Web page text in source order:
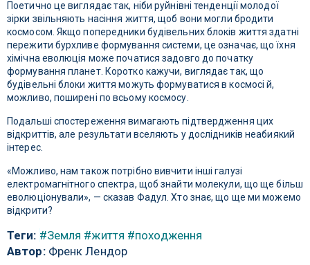
Поетично це виглядає так, ніби руйнівні тенденції молодої
зірки звільняють насіння життя, щоб вони могли бродити
космосом. Якщо попередники будівельних блоків життя здатні
пережити бурхливе формування системи, це означає, що їхня
хімічна еволюція може початися задовго до початку
формування планет. Коротко кажучи, виглядає так, що
будівельні блоки життя можуть формуватися в космосі й,
можливо, поширені по всьому космосу.
Подальші спостереження вимагають підтвердження цих
відкриттів, але результати вселяють у дослідників неабиякий
інтерес.
«Можливо, нам також потрібно вивчити інші галузі
електромагнітного спектра, щоб знайти молекули, що ще більш
еволюціонували», — сказав Фадул. Хто знає, що ще ми можемо
відкрити?
Теги: #Земля #життя #походження
Автор:Френк Лендор